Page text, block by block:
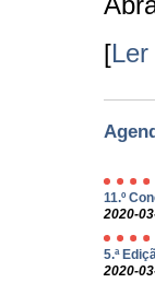
[
11.º
2020-
5.ª
2020-